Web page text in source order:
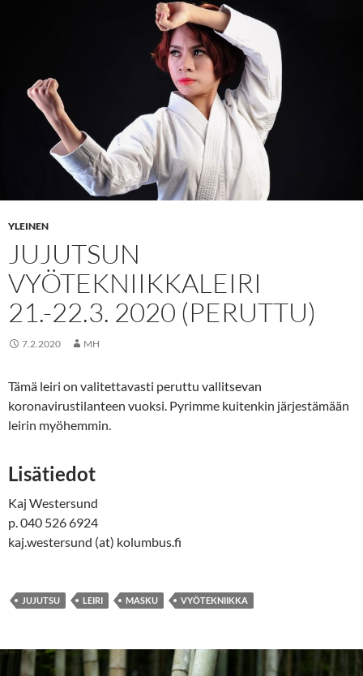
YLEINEN
JUJUTSUN
VYÖTEKNIIKKALEIRI
21.-22.3. 2020 (PERUTTU)
7.2.2020 MH
Tämä leiri on valitettavasti peruttu vallitsevan
koronavirustilanteen vuoksi. Pyrimme kuitenkin järjestämään
leirin myöhemmin.
Lisätiedot
Kaj Westersund
p. 040 526 6924
kaj.westersund (at) kolumbus.fi
JUJUTSU LEIRI MASKU VYÖTEKNIIKKA